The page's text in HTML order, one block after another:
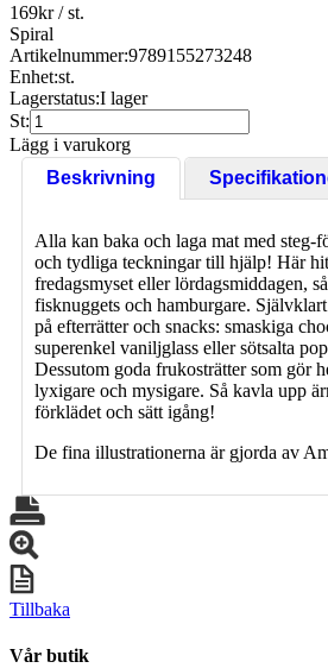
169kr/ st.
Spiral
Artikelnummer:9789155273248
Enhet:st.
Lagerstatus:I lager
St:
Lägg i varukorg
Beskrivning
Alla kan baka och laga mat med steg-
och tydliga teckningar till hjälp! Här
fredagsmyset eller lördagsmiddagen,
fisknuggets och hamburgare.
på efterrätter och snacks: smaskiga
superenkel vaniljglass eller sötsalta
Dessutom goda frukosträtter som gör
lyxigare och mysigare. Så kavla upp
förklädet och sätt igång!
De fina illustrationerna är gjorda av
Tillbaka
Vår butik